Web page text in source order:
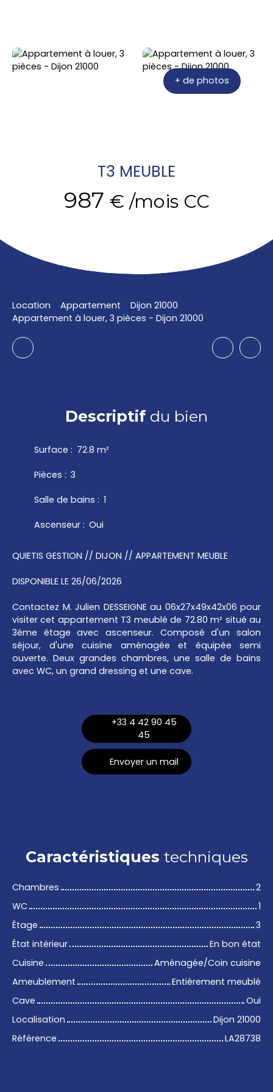
+ de photos
T3 MEUBLE
987 € /mois CC
Location Appartement
Dijon 21000
Appartement à louer, 3 pièces - Dijon 21000
Descriptifdu bien
Surface : 72.8 m²
Pièces : 3
Salle de bains : 1
Ascenseur : Oui
QUIETIS GESTION // DIJON // APPARTEMENT MEUBLE
DISPONIBLE LE 26/06/2026
Contactez M. Julien DESSEIGNE au 06x27x49x42x06 pour
visiter cet appartement T3 meublé de 72.80 m² situé au
3ème étage avec ascenseur. Composé d'un salon
séjour, d'une cuisine aménagée et équipée semi
ouverte. Deux grandes chambres, une salle de bains
avec WC, un grand dressing et une cave.
+33 4 42 90 45
45
Envoyer un mail
Caractéristiques techniques
Chambres
2
WC
1
Étage
3
État intérieur
En bon état
Cuisine
Aménagée/Coin cuisine
Ameublement
Entièrement meublé
Cave
Oui
Localisation
Dijon 21000
Référence
LA28738